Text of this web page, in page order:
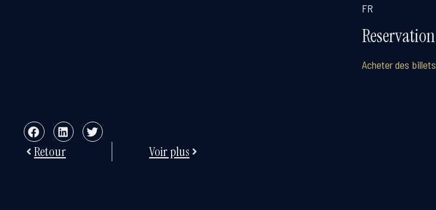
FR
Reservation
Acheter des billets
Retour Voir plus